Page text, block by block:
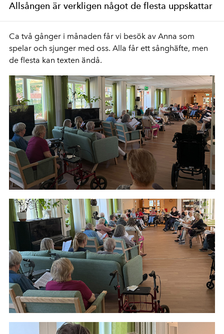
Allsången är verkligen något de flesta uppskattar
Ca två gånger i månaden får vi besök av Anna som
spelar och sjunger med oss. Alla får ett sånghäfte, men
de flesta kan texten ändå.